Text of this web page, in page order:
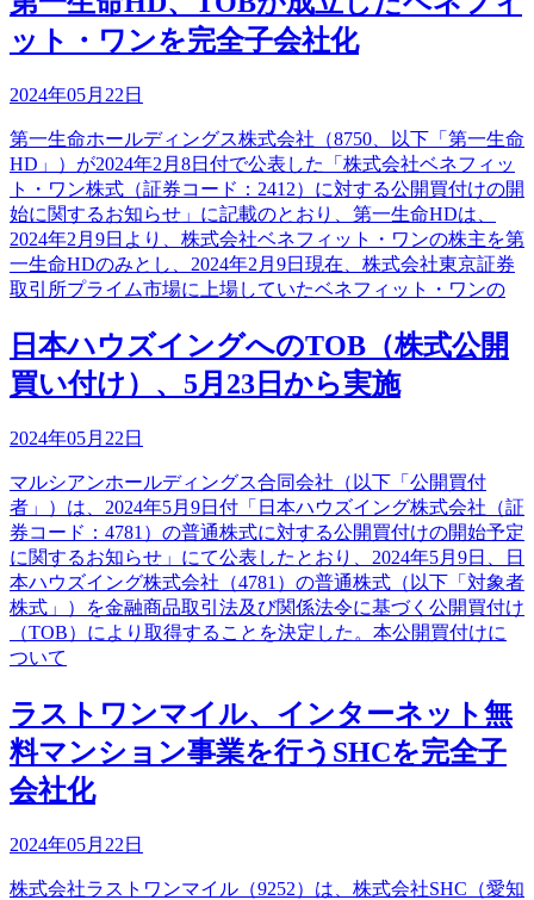
ット・ワンを完全子会社化
2024年05月22日
第一生命ホールディングス株式会社（8750、以下「第一生命
HD」）が2024年2月8日付で公表した「株式会社ベネフィッ
ト・ワン株式（証券コード：2412）に対する公開買付けの開
始に関するお知らせ」に記載のとおり、第一生命HDは、
2024年2月9日より、株式会社ベネフィット・ワンの株主を第
一生命HDのみとし、2024年2月9日現在、株式会社東京証券
取引所プライム市場に上場していたベネフィット・ワンの
日本ハウズイングへのTOB（株式公開
買い付け）、5月23日から実施
2024年05月22日
マルシアンホールディングス合同会社（以下「公開買付
者」）は、2024年5月9日付「日本ハウズイング株式会社（証
券コード：4781）の普通株式に対する公開買付けの開始予定
に関するお知らせ」にて公表したとおり、2024年5月9日、日
本ハウズイング株式会社（4781）の普通株式（以下「対象者
株式」）を金融商品取引法及び関係法令に基づく公開買付け
（TOB）により取得することを決定した。本公開買付けに
ついて
ラストワンマイル、インターネット無
料マンション事業を行うSHCを完全子
会社化
2024年05月22日
株式会社ラストワンマイル（9252）は、株式会社SHC（愛知